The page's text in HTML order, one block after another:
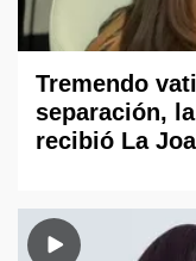
Tremendo
separación,
recibió La